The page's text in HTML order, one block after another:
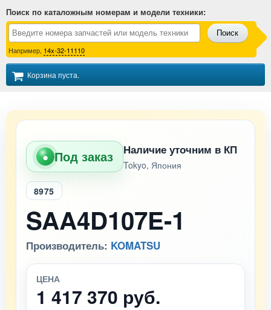
Поиск по каталожным номерам и модели техники:
Поиск
Например, 14x-32-11110
Корзина пуста.
● Под заказ Наличие уточним в КП
Tokyo, Япония
8975
SAA4D107E-1
Производитель: KOMATSU
ЦЕНА
1 417 370 руб.